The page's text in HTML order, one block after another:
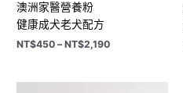
澳洲家醫營養粉
健康成犬老犬配方
NT$450 – NT$2,190